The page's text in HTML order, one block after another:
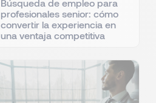
Búsqueda de empleo para
profesionales senior: cómo
convertir la experiencia en
una ventaja competitiva